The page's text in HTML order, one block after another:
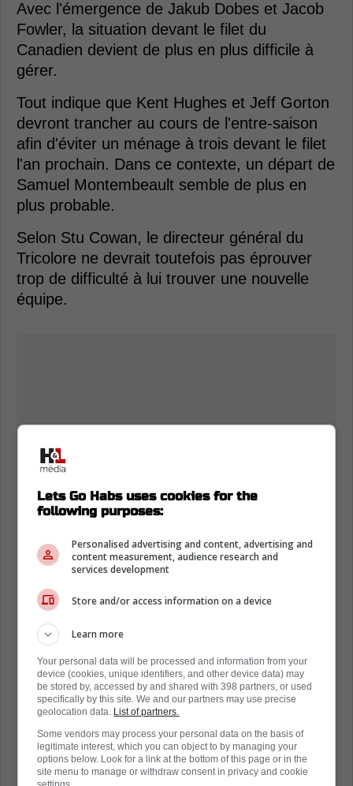
Avec l'émergence de Jakub Dobes et Jacob
Fowler, la situation devant le filet du
Canadien devient de plus en plus difficile à
gérer.
Tout indique que Kent Hughes et Jeff Gorton
devront trancher au cours de l'entre-saison
afin d'éviter un ménage à trois devant le filet
l'an prochain. Dans ce contexte, un départ de
Samuel Montembeault semble de plus en
plus probable.
Selon Stu Cowan, le directeur général du
Tricolore ne devrait toutefois pas éprouver
trop de difficulté à lui trouver une nouvelle
équipe.
Lets Go Habs uses cookies for the
following purposes:
Personalised advertising and content, advertising and
content measurement, audience research and
services development
Store and/or access information on a device
Learn more
Your personal data will be processed and information from your
device (cookies, unique identifiers, and other device data) may
be stored by, accessed by and shared with 398 partners, or used
specifically by this site. We and our partners may use precise
geolocation data. List of partners.
Some vendors may process your personal data on the basis of
legitimate interest, which you can object to by managing your
options below. Look for a link at the bottom of this page or in the
site menu to manage or withdraw consent in privacy and cookie